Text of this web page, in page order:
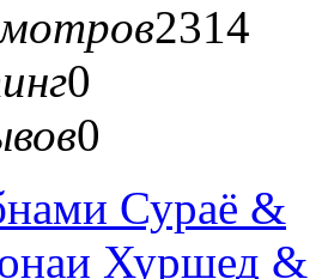
2314
0
0